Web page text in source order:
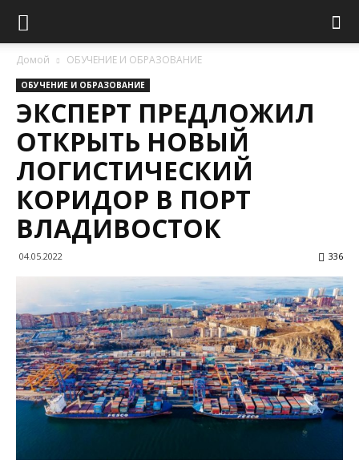
Домой ОБУЧЕНИЕ И ОБРАЗОВАНИЕ
ОБУЧЕНИЕ И ОБРАЗОВАНИЕ
ЭКСПЕРТ ПРЕДЛОЖИЛ
ОТКРЫТЬ НОВЫЙ
ЛОГИСТИЧЕСКИЙ
КОРИДОР В ПОРТ
ВЛАДИВОСТОК
04.05.2022 336